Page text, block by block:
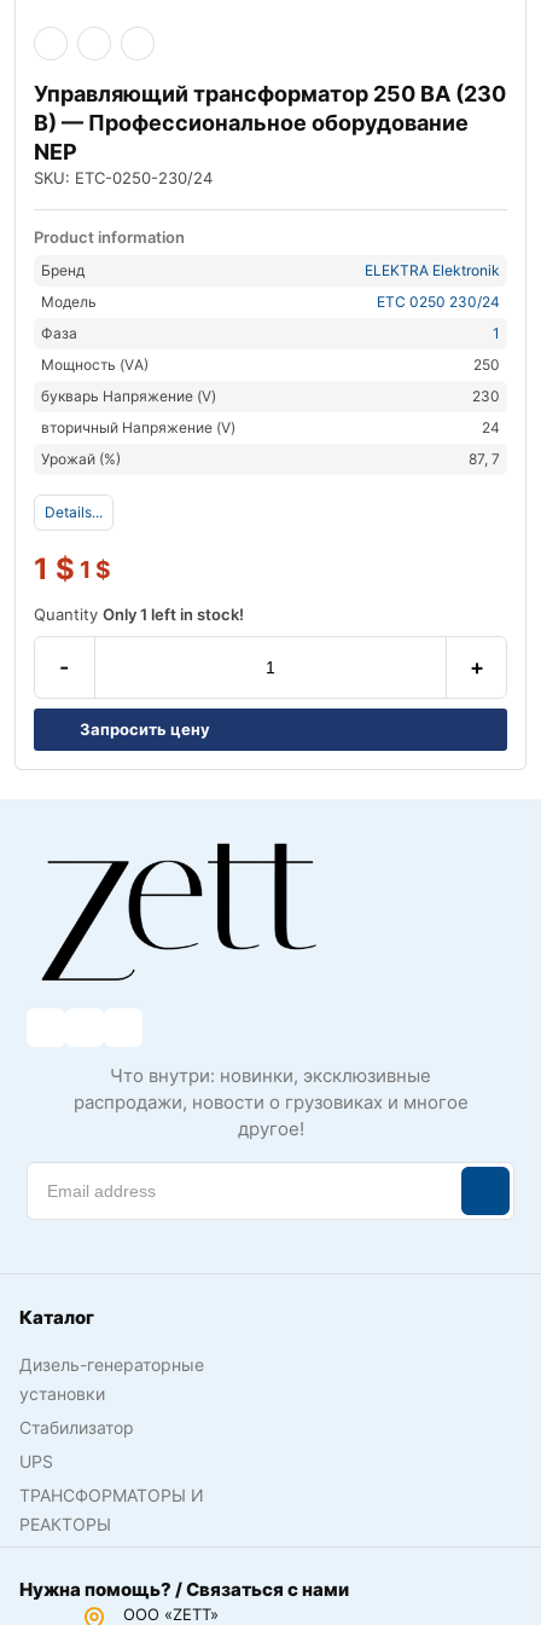
Управляющий трансформатор 250 ВА (230
В) — Профессиональное оборудование
NEP
SKU: ETC-0250-230/24
Product information
Бренд
ELEKTRA Elektronik
Модель
ETC 0250 230/24
Фаза
1
Мощность (VА)
250
букварь Напряжение (V)
230
вторичный Напряжение (V)
24
Урожай (%)
87, 7
Details...
1 $ 1 $
Quantity Only 1 left in stock!
- +
Запросить цену
Что внутри: новинки, эксклюзивные
распродажи, новости о грузовиках и многое
другое!
Каталог
Дизель-генераторные
установки
Стабилизатор
UPS
ТРАНСФОРМАТОРЫ И
РЕАКТОРЫ
Нужна помощь? / Связаться с нами
ООО «ZETT»